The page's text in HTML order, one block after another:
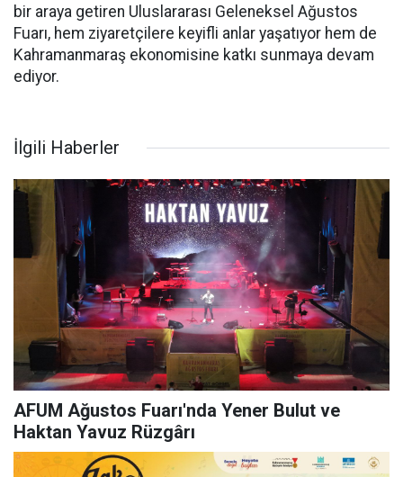
bir araya getiren Uluslararası Geleneksel Ağustos
Fuarı, hem ziyaretçilere keyifli anlar yaşatıyor hem de
Kahramanmaraş ekonomisine katkı sunmaya devam
ediyor.
İlgili Haberler
AFUM Ağustos Fuarı'nda Yener Bulut ve
Haktan Yavuz Rüzgârı